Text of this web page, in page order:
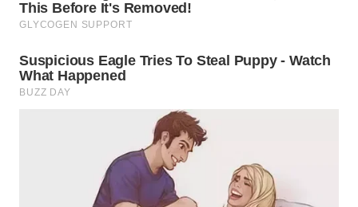
WN